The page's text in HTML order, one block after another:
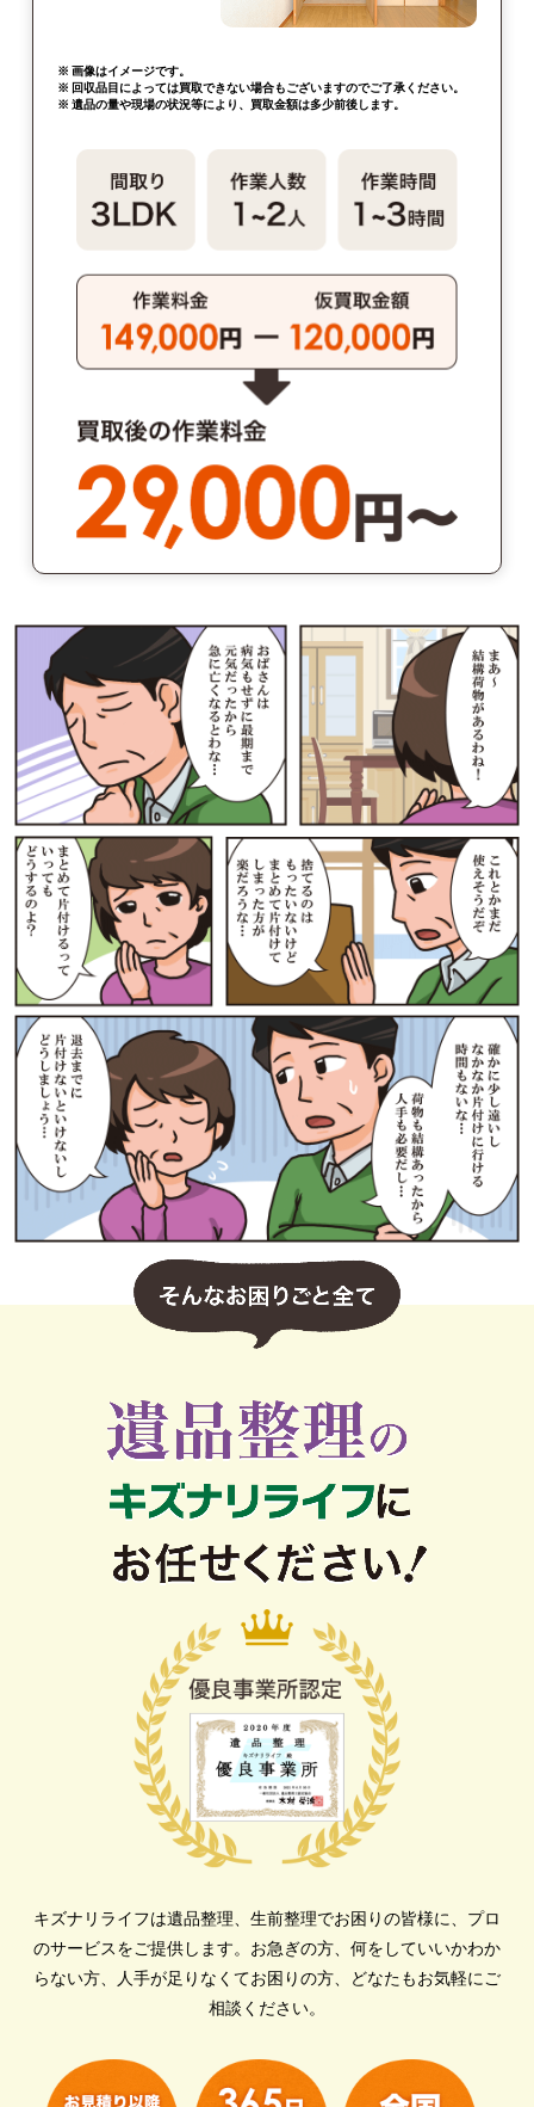
※ 画像はイメージです。
※ 回収品目によっては買取できない場合もございますのでご了承ください。
※ 遺品の量や現場の状況等により、買取金額は多少前後します。
キズナリライフは遺品整理、生前整理でお困りの皆様に、プロ
のサービスをご提供します。 お急ぎの方、何をしていいかわか
らない方、人手が足りなくてお困りの方、どなたもお気軽にご
相談ください。